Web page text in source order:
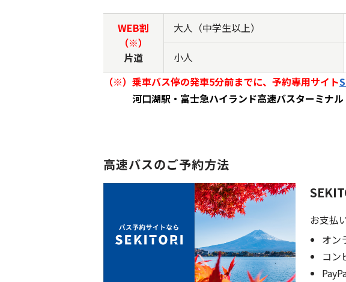
WEB割
（※）
片道
大人（中学生以上）
小人
（※）乗車バス停の発車5分前までに、予約専用サイト
河口湖駅・富士急ハイランド高速バスターミナ
高速バスのご予約方法
お支払
オン
コン